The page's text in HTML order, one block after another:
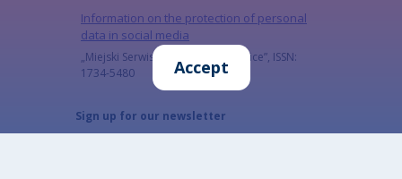
Information on the protection of personal
data in social media
„Miejski Serwis Internetowy – Gliwice”, ISSN:
1734-5480
Sign up for our newsletter
Accept